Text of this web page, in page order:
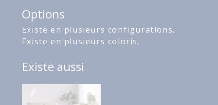
Options
Existe en plusieurs configurations.
Existe en plusieurs coloris.
Existe aussi